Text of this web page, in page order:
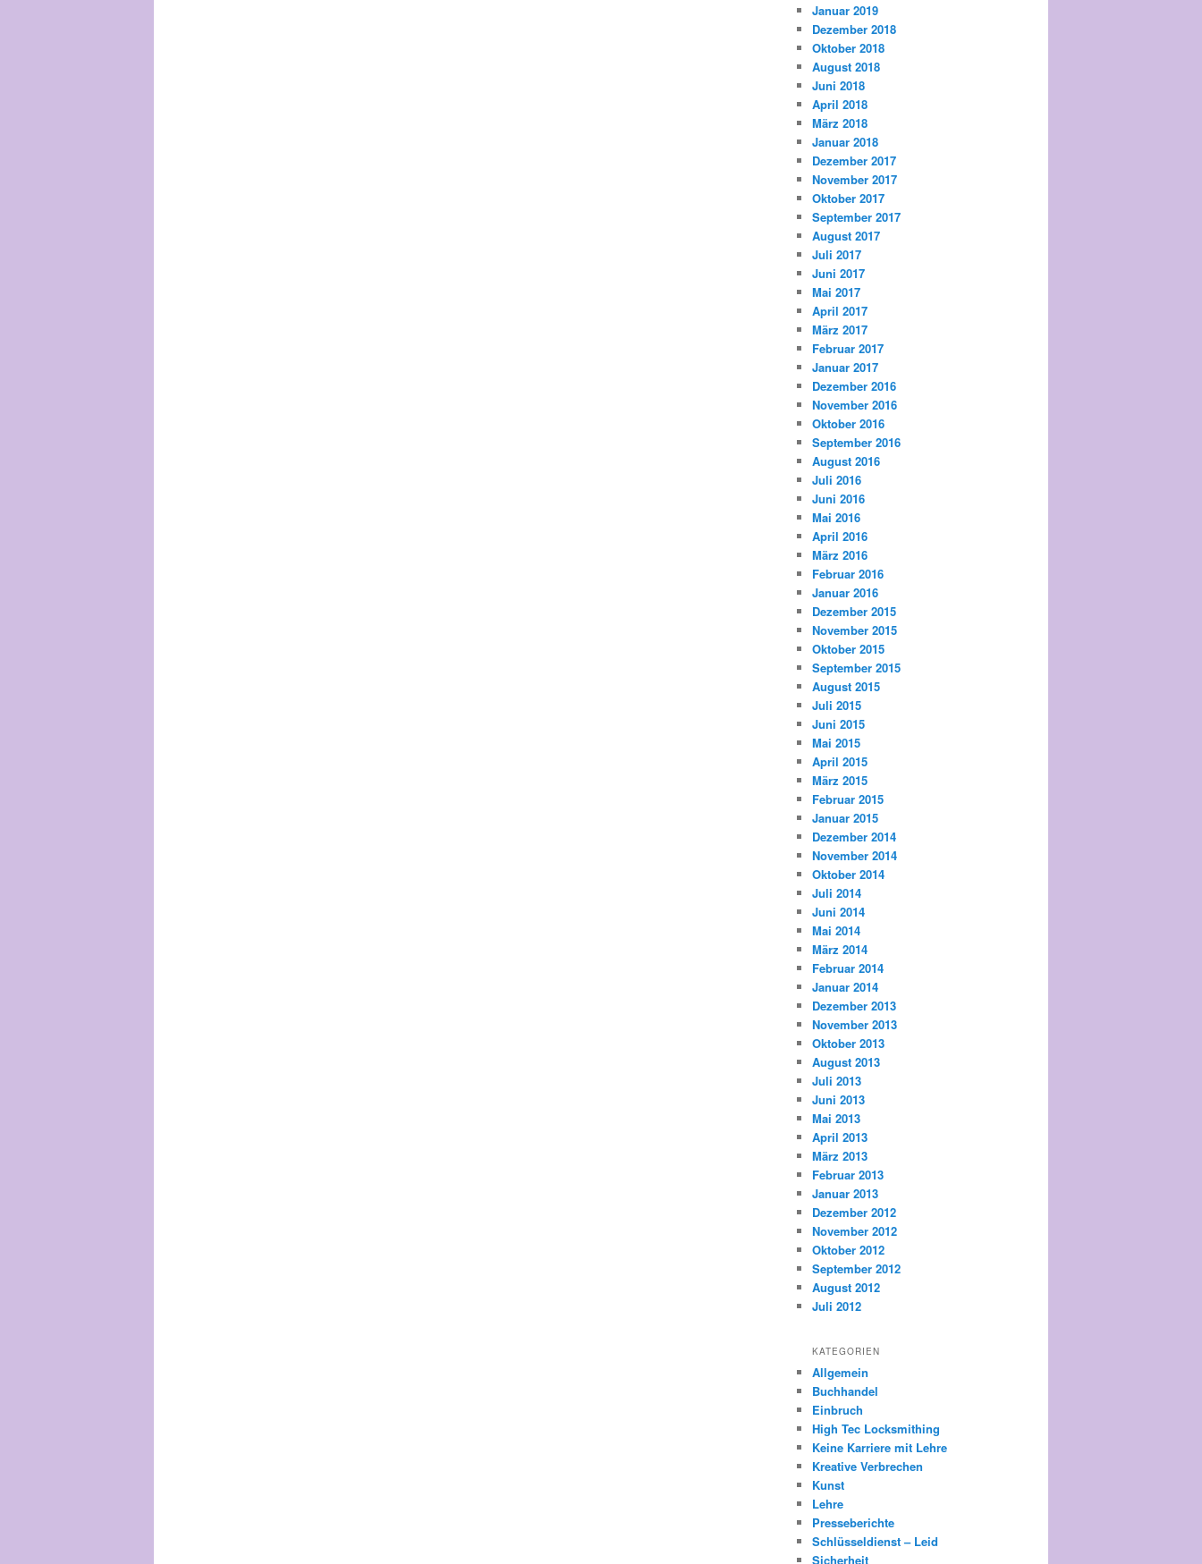
Januar 2019
Dezember 2018
Oktober 2018
August 2018
Juni 2018
April 2018
März 2018
Januar 2018
Dezember 2017
November 2017
Oktober 2017
September 2017
August 2017
Juli 2017
Juni 2017
Mai 2017
April 2017
März 2017
Februar 2017
Januar 2017
Dezember 2016
November 2016
Oktober 2016
September 2016
August 2016
Juli 2016
Juni 2016
Mai 2016
April 2016
März 2016
Februar 2016
Januar 2016
Dezember 2015
November 2015
Oktober 2015
September 2015
August 2015
Juli 2015
Juni 2015
Mai 2015
April 2015
März 2015
Februar 2015
Januar 2015
Dezember 2014
November 2014
Oktober 2014
Juli 2014
Juni 2014
Mai 2014
März 2014
Februar 2014
Januar 2014
Dezember 2013
November 2013
Oktober 2013
August 2013
Juli 2013
Juni 2013
Mai 2013
April 2013
März 2013
Februar 2013
Januar 2013
Dezember 2012
November 2012
Oktober 2012
September 2012
August 2012
Juli 2012
KATEGORIEN
Allgemein
Buchhandel
Einbruch
High Tec Locksmithing
Keine Karriere mit Lehre
Kreative Verbrechen
Kunst
Lehre
Presseberichte
Schlüsseldienst – Leid
Sicherheit